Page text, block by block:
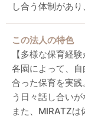
し合う体制があ
この法人の特色
【多様な保育経験
各園によって、
合った保育を実
う日々話し合いが
また、MIRATZは